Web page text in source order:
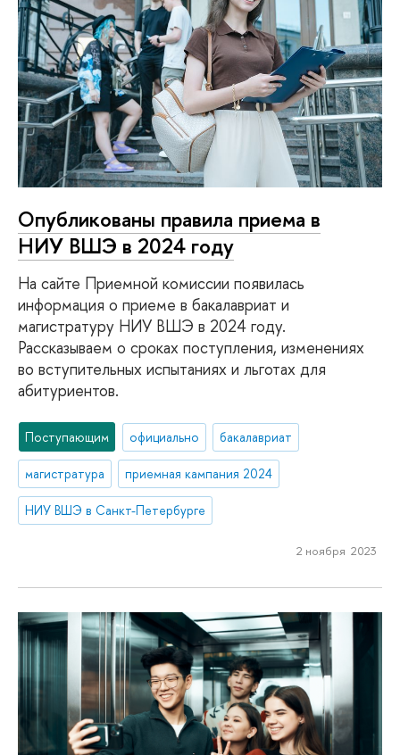
Опубликованы правила приема в
НИУ ВШЭ в 2024 году
На сайте Приемной комиссии появилась
информация о приеме в бакалавриат и
магистратуру НИУ ВШЭ в 2024 году.
Рассказываем о сроках поступления, изменениях
во вступительных испытаниях и льготах для
абитуриентов.
Поступающим официально бакалавриат
магистратура приемная кампания 2024
НИУ ВШЭ в Санкт-Петербурге
2 ноября 2023